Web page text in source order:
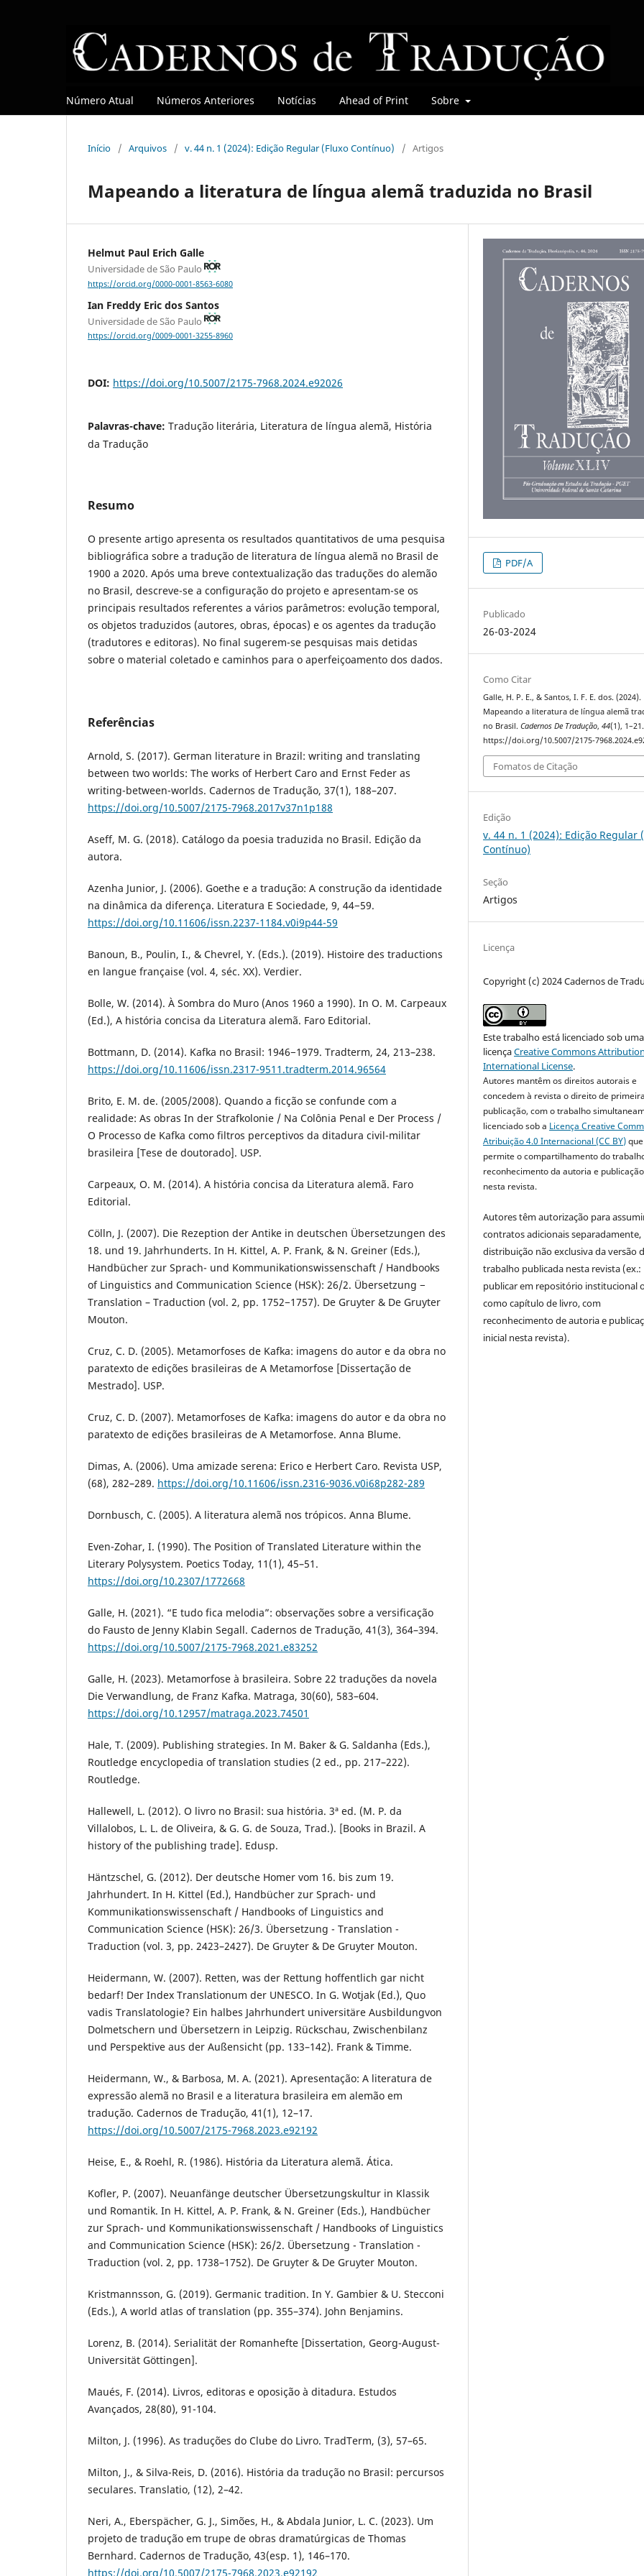
Número Atual Números Anteriores Notícias Ahead of Print Sobre
Início / Arquivos / v. 44 n. 1 (2024): Edição Regular (Fluxo Contínuo) / Artigos
Mapeando a literatura de língua alemã traduzida no Brasil
Helmut Paul Erich Galle
Universidade de São Paulo
https://orcid.org/0000-0001-8563-6080
Ian Freddy Eric dos Santos
Universidade de São Paulo
https://orcid.org/0009-0001-3255-8960
DOI: https://doi.org/10.5007/2175-7968.2024.e92026
Palavras-chave: Tradução literária, Literatura de língua alemã, História
da Tradução
Resumo
O presente artigo apresenta os resultados quantitativos de uma pesquisa
bibliográfica sobre a tradução de literatura de língua alemã no Brasil de
1900 a 2020. Após uma breve contextualização das traduções do alemão
no Brasil, descreve-se a configuração do projeto e apresentam-se os
principais resultados referentes a vários parâmetros: evolução temporal,
os objetos traduzidos (autores, obras, épocas) e os agentes da tradução
(tradutores e editoras). No final sugerem-se pesquisas mais detidas
sobre o material coletado e caminhos para o aperfeiçoamento dos dados.
Referências
Arnold, S. (2017). German literature in Brazil: writing and translating
between two worlds: The works of Herbert Caro and Ernst Feder as
writing-between-worlds. Cadernos de Tradução, 37(1), 188–207.
https://doi.org/10.5007/2175-7968.2017v37n1p188
Aseff, M. G. (2018). Catálogo da poesia traduzida no Brasil. Edição da
autora.
Azenha Junior, J. (2006). Goethe e a tradução: A construção da identidade
na dinâmica da diferença. Literatura E Sociedade, 9, 44−59.
https://doi.org/10.11606/issn.2237-1184.v0i9p44-59
Banoun, B., Poulin, I., & Chevrel, Y. (Eds.). (2019). Histoire des traductions
en langue française (vol. 4, séc. XX). Verdier.
Bolle, W. (2014). À Sombra do Muro (Anos 1960 a 1990). In O. M. Carpeaux
(Ed.), A história concisa da Literatura alemã. Faro Editorial.
Bottmann, D. (2014). Kafka no Brasil: 1946−1979. Tradterm, 24, 213–238.
https://doi.org/10.11606/issn.2317-9511.tradterm.2014.96564
Brito, E. M. de. (2005/2008). Quando a ficção se confunde com a
realidade: As obras In der Strafkolonie / Na Colônia Penal e Der Process /
O Processo de Kafka como filtros perceptivos da ditadura civil-militar
brasileira [Tese de doutorado]. USP.
Carpeaux, O. M. (2014). A história concisa da Literatura alemã. Faro
Editorial.
Cölln, J. (2007). Die Rezeption der Antike in deutschen Übersetzungen des
18. und 19. Jahrhunderts. In H. Kittel, A. P. Frank, & N. Greiner (Eds.),
Handbücher zur Sprach- und Kommunikationswissenschaft / Handbooks
of Linguistics and Communication Science (HSK): 26/2. Übersetzung −
Translation – Traduction (vol. 2, pp. 1752−1757). De Gruyter & De Gruyter
Mouton.
Cruz, C. D. (2005). Metamorfoses de Kafka: imagens do autor e da obra no
paratexto de edições brasileiras de A Metamorfose [Dissertação de
Mestrado]. USP.
Cruz, C. D. (2007). Metamorfoses de Kafka: imagens do autor e da obra no
paratexto de edições brasileiras de A Metamorfose. Anna Blume.
Dimas, A. (2006). Uma amizade serena: Erico e Herbert Caro. Revista USP,
(68), 282–289. https://doi.org/10.11606/issn.2316-9036.v0i68p282-289
Dornbusch, C. (2005). A literatura alemã nos trópicos. Anna Blume.
Even-Zohar, I. (1990). The Position of Translated Literature within the
Literary Polysystem. Poetics Today, 11(1), 45–51.
https://doi.org/10.2307/1772668
Galle, H. (2021). “E tudo fica melodia”: observações sobre a versificação
do Fausto de Jenny Klabin Segall. Cadernos de Tradução, 41(3), 364–394.
https://doi.org/10.5007/2175-7968.2021.e83252
Galle, H. (2023). Metamorfose à brasileira. Sobre 22 traduções da novela
Die Verwandlung, de Franz Kafka. Matraga, 30(60), 583–604.
https://doi.org/10.12957/matraga.2023.74501
Hale, T. (2009). Publishing strategies. In M. Baker & G. Saldanha (Eds.),
Routledge encyclopedia of translation studies (2 ed., pp. 217–222).
Routledge.
Hallewell, L. (2012). O livro no Brasil: sua história. 3ª ed. (M. P. da
Villalobos, L. L. de Oliveira, & G. G. de Souza, Trad.). [Books in Brazil. A
history of the publishing trade]. Edusp.
Häntzschel, G. (2012). Der deutsche Homer vom 16. bis zum 19.
Jahrhundert. In H. Kittel (Ed.), Handbücher zur Sprach- und
Kommunikationswissenschaft / Handbooks of Linguistics and
Communication Science (HSK): 26/3. Übersetzung - Translation -
Traduction (vol. 3, pp. 2423–2427). De Gruyter & De Gruyter Mouton.
Heidermann, W. (2007). Retten, was der Rettung hoffentlich gar nicht
bedarf! Der Index Translationum der UNESCO. In G. Wotjak (Ed.), Quo
vadis Translatologie? Ein halbes Jahrhundert universitäre Ausbildungvon
Dolmetschern und Übersetzern in Leipzig. Rückschau, Zwischenbilanz
und Perspektive aus der Außensicht (pp. 133–142). Frank & Timme.
Heidermann, W., & Barbosa, M. A. (2021). Apresentação: A literatura de
expressão alemã no Brasil e a literatura brasileira em alemão em
tradução. Cadernos de Tradução, 41(1), 12–17.
https://doi.org/10.5007/2175-7968.2023.e92192
Heise, E., & Roehl, R. (1986). História da Literatura alemã. Ática.
Kofler, P. (2007). Neuanfänge deutscher Übersetzungskultur in Klassik
und Romantik. In H. Kittel, A. P. Frank, & N. Greiner (Eds.), Handbücher
zur Sprach- und Kommunikationswissenschaft / Handbooks of Linguistics
and Communication Science (HSK): 26/2. Übersetzung - Translation -
Traduction (vol. 2, pp. 1738–1752). De Gruyter & De Gruyter Mouton.
Kristmannsson, G. (2019). Germanic tradition. In Y. Gambier & U. Stecconi
(Eds.), A world atlas of translation (pp. 355–374). John Benjamins.
Lorenz, B. (2014). Serialität der Romanhefte [Dissertation, Georg-August-
Universität Göttingen].
Maués, F. (2014). Livros, editoras e oposição à ditadura. Estudos
Avançados, 28(80), 91-104.
Milton, J. (1996). As traduções do Clube do Livro. TradTerm, (3), 57–65.
Milton, J., & Silva-Reis, D. (2016). História da tradução no Brasil: percursos
seculares. Translatio, (12), 2–42.
Neri, A., Eberspächer, G. J., Simões, H., & Abdala Junior, L. C. (2023). Um
projeto de tradução em trupe de obras dramatúrgicas de Thomas
Bernhard. Cadernos de Tradução, 43(esp. 1), 146–170.
https://doi.org/10.5007/2175-7968.2023.e92192
PDF/A
Publicado
26-03-2024
Como Citar
Galle, H. P. E., & Santos, I. F. E. dos. (2024).
Mapeando a literatura de língua alemã
no Brasil.Cadernos De Tradução,44(1), 1–21.
https://doi.org/10.5007/2175-
Fomatos de Citação
Edição
v. 44 n. 1 (2024): Edição Regular
Contínuo)
Seção
Artigos
Licença
Copyright (c) 2024 Cadernos de
Este trabalho está licenciado sob uma
licençaCreative Commons
International License.
Autores mantêm os direitos autorais e
concedem à revista o direito de
publicação, com o trabalho
licenciado sob a Licença Creative
Atribuição 4.0 Internacional (CC BY)que
permite o compartilhamento do
reconhecimento da autoria e
nesta revista.
Autores têm autorização para
contratos adicionais separadamente,
distribuição não exclusiva da versão
trabalho publicada nesta revista (ex.:
publicar em repositório institucional
como capítulo de livro, com
reconhecimento de autoria e
inicial nesta revista).